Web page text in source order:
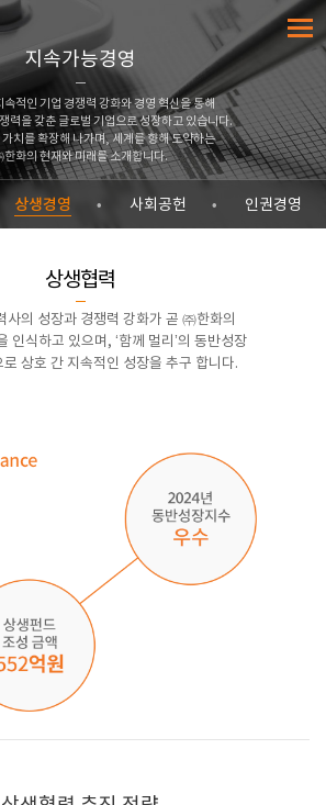
전체
지속가능경영
적인 기업 경쟁력 강화와 경영 혁신을 통해
력을 갖춘 글로벌 기업으로 성장하고 있습니다.
치를 확장해 나가며, 세계를 향해 도약하는
한화의 현재와 미래를 소개합니다.
상생경영 사회공헌 인권경영
상생협력
사의 성장과 경쟁력 강화가 곧 ㈜한화의
인식하고 있으며, ‘함께 멀리’의 동반성장
로 상호 간 지속적인 성장을 추구 합니다.